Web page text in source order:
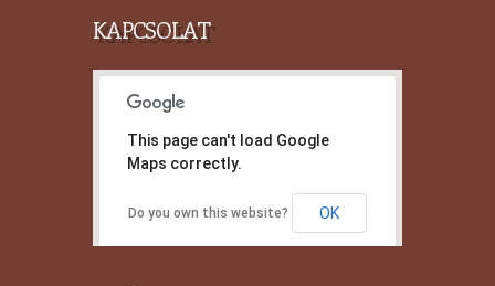
KAPCSOLAT
This page can't load Google
Maps correctly.
Do you own this website? OK